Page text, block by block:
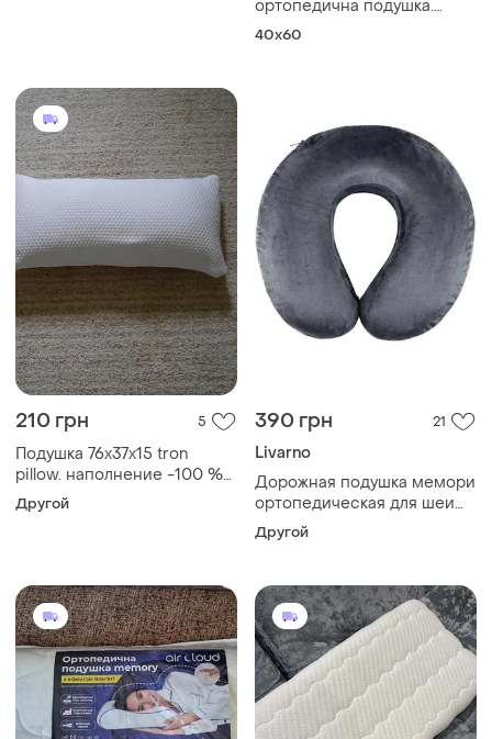
ортопедична подушка.
подушка jusk
40x60
210 грн 5
Подушка 76х37х15 tron
pillow. наполнение -100 %
измельченный гелевый
файбер. вес-810 грамм
Другой
390 грн 21
Livarno
Дорожная подушка мемори
ортопедическая для шеи
28*28*9,5 анатомическая
Другой